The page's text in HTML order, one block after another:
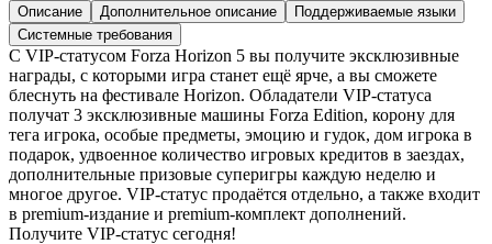
Описание
Дополнительное описание
Поддерживаемые языки
Системные требования
С VIP-статусом Forza Horizon 5 вы получите эксклюзивные
награды, с которыми игра станет ещё ярче, а вы сможете
блеснуть на фестивале Horizon. Обладатели VIP-статуса
получат 3 эксклюзивные машины Forza Edition, корону для
тега игрока, особые предметы, эмоцию и гудок, дом игрока в
подарок, удвоенное количество игровых кредитов в заездах,
дополнительные призовые суперигры каждую неделю и
многое другое. VIP-статус продаётся отдельно, а также входит
в premium-издание и premium-комплект дополнений.
Получите VIP-статус сегодня!